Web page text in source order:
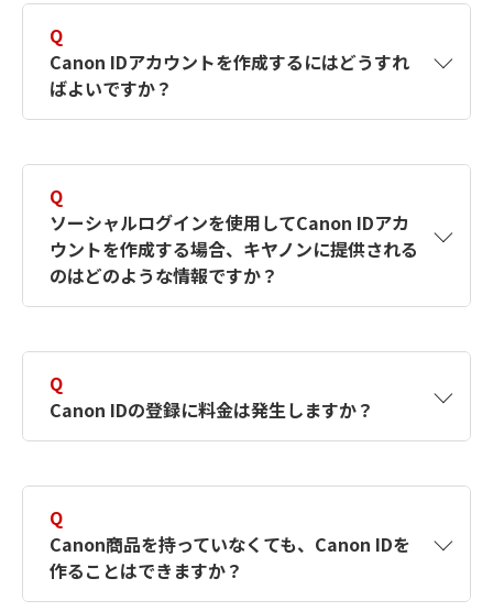
Q
Canon IDアカウントを作成するにはどうすれ
ばよいですか？
す。詳しい作成方法は【カメラ】Canon IDとは
何ですか？Canon IDの作成方法は？をご確認く
ださい。
Q
ソーシャルログインを使用してCanon IDアカ
ウントを作成する場合、キヤノンに提供される
のはどのような情報ですか？
択したサービスから取得します。アカウントを
簡単に作成できるように、この情報を使用して
Canon IDの登録フォームを入力します。
Q
Canon IDの登録に料金は発生しますか？
Q
Canon商品を持っていなくても、Canon IDを
作ることはできますか？